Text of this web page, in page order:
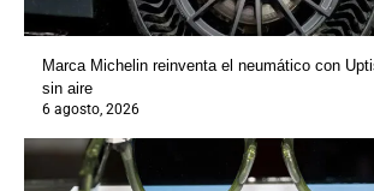
Marca Michelin reinventa el neumático con
sin aire
6 agosto, 2026